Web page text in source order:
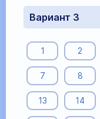
Вариант 3
1 2
7 8
13 14